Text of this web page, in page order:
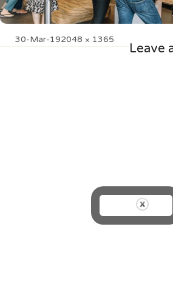
Posted
30-Mar-19Full
2048 × 1365
Leave